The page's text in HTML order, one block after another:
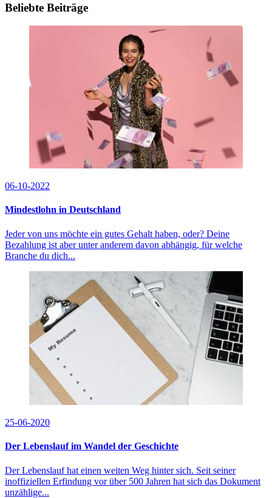
Beliebte Beiträge
06-10-2022
Mindestlohn in Deutschland
Jeder von uns möchte ein gutes Gehalt haben, oder? Deine
Bezahlung ist aber unter anderem davon abhängig, für welche
Branche du dich...
25-06-2020
Der Lebenslauf im Wandel der Geschichte
Der Lebenslauf hat einen weiten Weg hinter sich. Seit seiner
inoffiziellen Erfindung vor über 500 Jahren hat sich das Dokument
unzählige...